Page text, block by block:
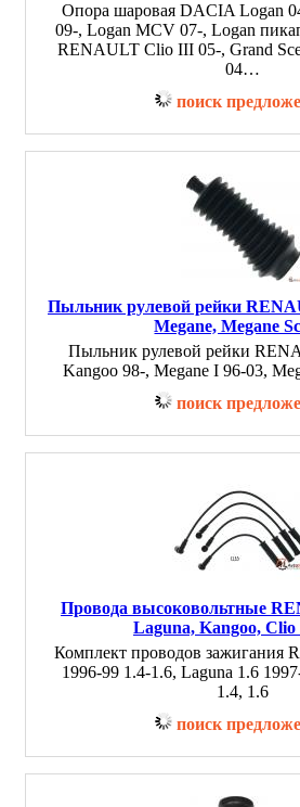
Опора шаровая DACIA Logan
09-, Logan MCV 07-, Logan
RENAULT Clio III 05-, Grand
04…
поиск
Пыльник рулевой рейки
Megane, Megane
Пыльник рулевой рейки
Kangoo 98-, Megane I 96-03,
поиск
Провода высоковольтные
Laguna, Kangoo, Clio
Комплект проводов зажигания
1996-99 1.4-1.6, Laguna 1.6
1.4, 1.6
поиск